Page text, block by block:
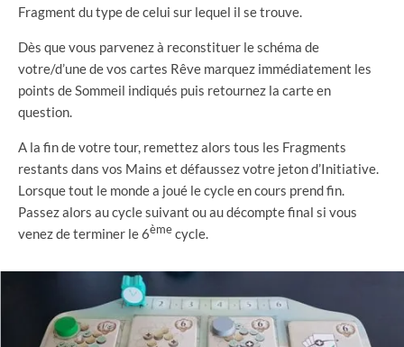
Fragment du type de celui sur lequel il se trouve.
Dès que vous parvenez à reconstituer le schéma de
votre/d’une de vos cartes Rêve marquez immédiatement les
points de Sommeil indiqués puis retournez la carte en
question.
A la fin de votre tour, remettez alors tous les Fragments
restants dans vos Mains et défaussez votre jeton d’Initiative.
Lorsque tout le monde a joué le cycle en cours prend fin.
Passez alors au cycle suivant ou au décompte final si vous
venez de terminer le 6ème cycle.